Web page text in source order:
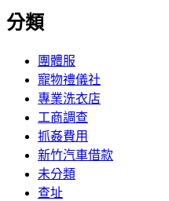
分類
團體服
寵物禮儀社
專業洗衣店
工商調查
抓姦費用
新竹汽車借款
未分類
查址